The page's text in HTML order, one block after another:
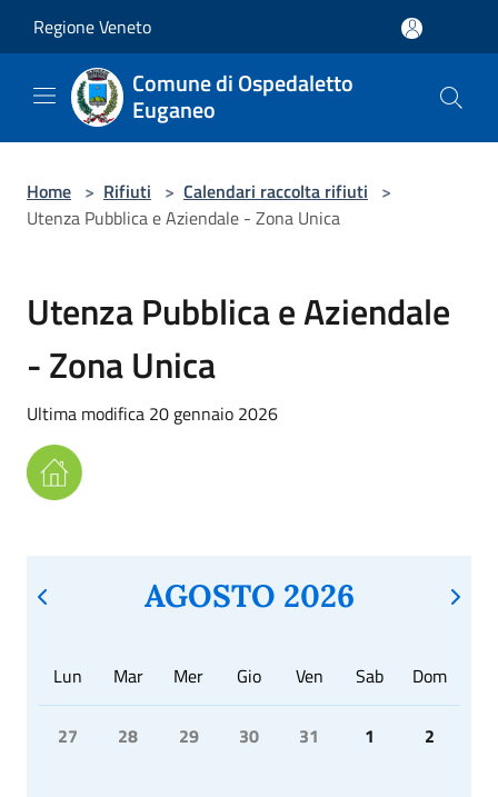
Regione Veneto
Comune di Ospedaletto
Euganeo
Home > Rifiuti > Calendari raccolta rifiuti >
Utenza Pubblica e Aziendale - Zona Unica
Utenza Pubblica e Aziendale
- Zona Unica
Ultima modifica 20 gennaio 2026
AGOSTO 2026
Lun Mar Mer Gio Ven Sab Dom
27 28 29 30 31 1 2